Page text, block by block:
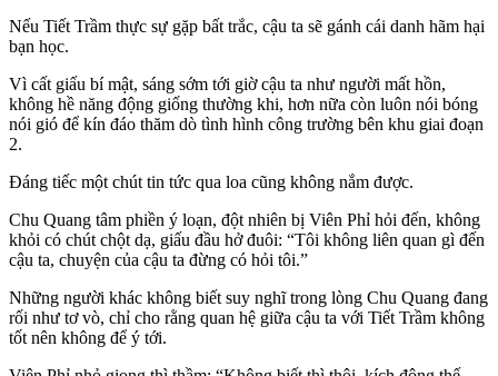
Nếu Tiết Trầm thực sự gặp bất trắc, cậu ta sẽ gánh cái danh hãm hại
bạn học.
Vì cất giấu bí mật, sáng sớm tới giờ cậu ta như người mất hồn,
không hề năng động giống thường khi, hơn nữa còn luôn nói bóng
nói gió để kín đáo thăm dò tình hình công trường bên khu giai đoạn
2.
Đáng tiếc một chút tin tức qua loa cũng không nắm được.
Chu Quang tâm phiền ý loạn, đột nhiên bị Viên Phỉ hỏi đến, không
khỏi có chút chột dạ, giấu đầu hở đuôi: “Tôi không liên quan gì đến
cậu ta, chuyện của cậu ta đừng có hỏi tôi.”
Những người khác không biết suy nghĩ trong lòng Chu Quang đang
rối như tơ vò, chỉ cho rằng quan hệ giữa cậu ta với Tiết Trầm không
tốt nên không để ý tới.